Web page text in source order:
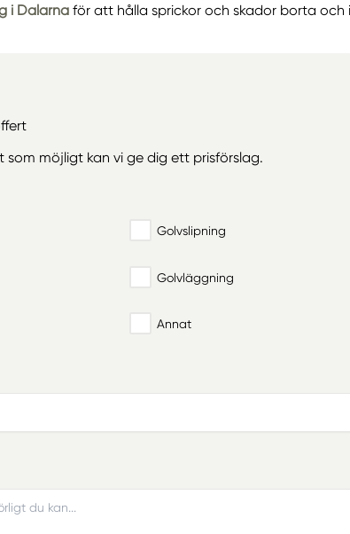
i Dalarna för att hålla sprickor och skador borta och
möjligt kan vi ge dig ett prisförslag.
Golvslipning
Golvläggning
Annat